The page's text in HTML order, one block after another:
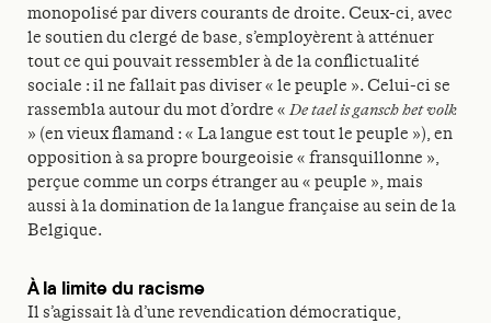
monopolisé par divers courants de droite. Ceux-ci, avec
le soutien du clergé de base, s’employèrent à atténuer
tout ce qui pouvait ressembler à de la conflictualité
sociale : il ne fallait pas diviser « le peuple ». Celui-ci se
rassembla autour du mot d’ordre «De tael is gansch het volk
» (en vieux flamand : « La langue est tout le peuple »), en
opposition à sa propre bourgeoisie « fransquillonne »,
perçue comme un corps étranger au « peuple », mais
aussi à la domination de la langue française au sein de la
Belgique.
À la limite du racisme
Il s’agissait là d’une revendication démocratique,